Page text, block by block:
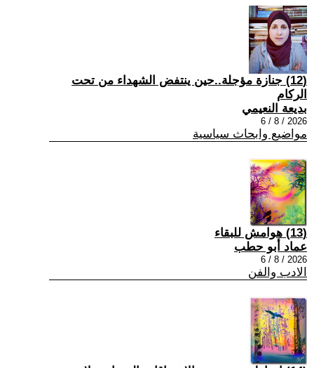
(12) جنازة مؤجلة..حين ينتفض الشهداء من تحت
الركام
بديعة النعيمي
2026 / 8 / 6
مواضيع وابحاث سياسية
(13) هوامش للبقاء
عماد أبو حطب
2026 / 8 / 6
الادب والفن